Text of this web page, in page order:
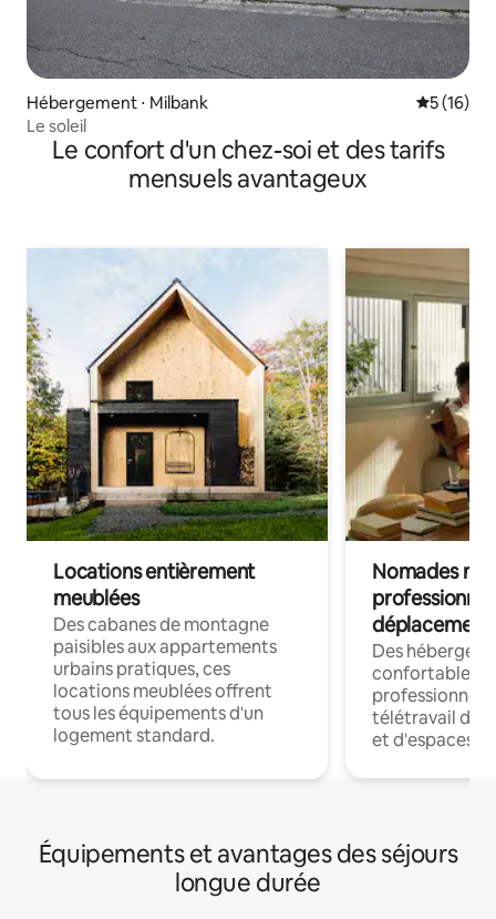
Hébergement ⋅ Milbank
5 (16)
Le soleil
Le confort d'un chez-soi et des tarifs
mensuels avantageux
Locations entièrement
meublées
Des cabanes de montagne
paisibles aux appartements
urbains pratiques, ces
locations meublées offrent
tous les équipements d'un
logement standard.
Nomades
déplacement
Des
confortables
professionnels
télétravail
et d'espaces
Équipements et avantages des séjours
longue durée